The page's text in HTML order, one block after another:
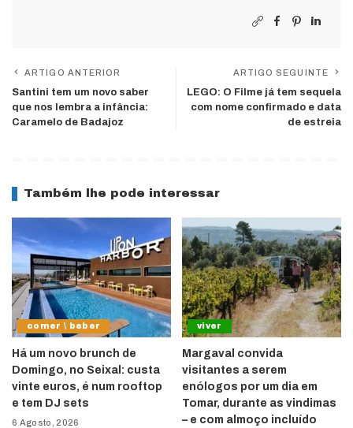
ARTIGO ANTERIOR
Santini tem um novo saber
que nos lembra a infância:
Caramelo de Badajoz
ARTIGO SEGUINTE
LEGO: O Filme já tem sequela
com nome confirmado e data
de estreia
Também lhe pode interessar
comer \ beber
Há um novo brunch de
Domingo, no Seixal: custa
vinte euros, é num rooftop
e tem DJ sets
6 Agosto, 2026
viver
Margaval convida
visitantes a serem
enólogos por um dia em
Tomar, durante as vindimas
– e com almoço incluído